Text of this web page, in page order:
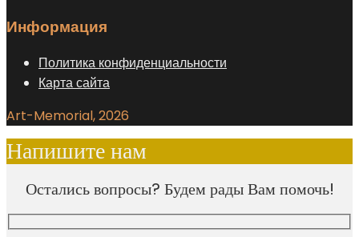
Информация
Политика конфиденциальности
Карта сайта
Art-Memorial, 2026
Напишите нам
Остались вопросы? Будем рады Вам помочь!